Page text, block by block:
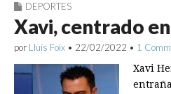
DEPORTES
Xavi, centrado
por Lluís Foix • 22/02/2022 • 1
Xavi